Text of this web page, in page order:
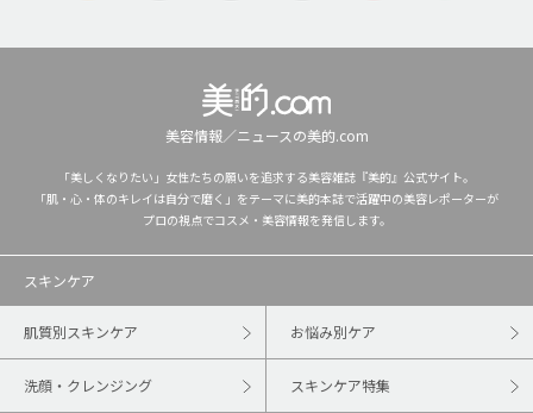
美容情報／ニュースの美的.com
「美しくなりたい」女性たちの願いを追求する美容雑誌『美的』公式サイト。
「肌・心・体のキレイは自分で磨く」をテーマに美的本誌で活躍中の美容レポーターが
プロの視点でコスメ・美容情報を発信します。
スキンケア
肌質別スキンケア お悩み別ケア
洗顔・クレンジング スキンケア特集